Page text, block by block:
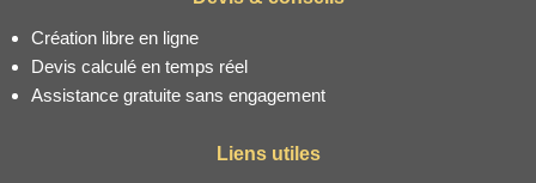
Création libre en ligne
Devis calculé en temps réel
Assistance gratuite sans engagement
Liens utiles